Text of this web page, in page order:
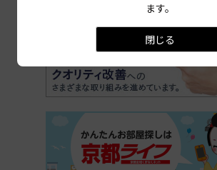
ます。
閉じる